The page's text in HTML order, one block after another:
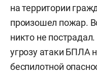
на территории
произошел пожар.
никто не
угрозу атаки БПЛА
беспилотной